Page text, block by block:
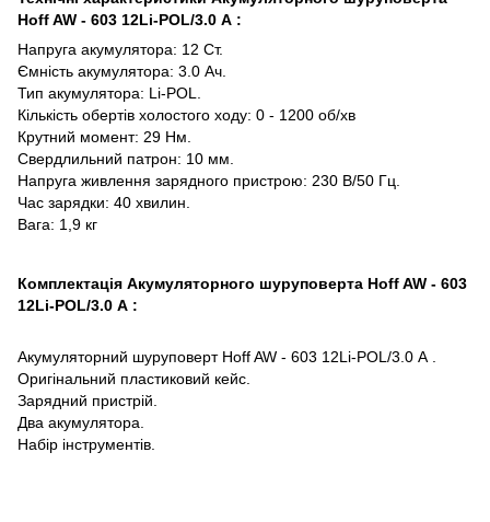
Hoff AW - 603 12Li-POL/3.0 А :
Напруга акумулятора: 12 Ст.
Ємність акумулятора: 3.0 Ач.
Тип акумулятора: Li-POL.
Кількість обертів холостого ходу: 0 - 1200 об/хв
Крутний момент: 29 Нм.
Свердлильний патрон: 10 мм.
Напруга живлення зарядного пристрою: 230 В/50 Гц.
Час зарядки: 40 хвилин.
Вага: 1,9 кг
Комплектація Акумуляторного шуруповерта Hoff AW - 603
12Li-POL/3.0 А :
Акумуляторний шуруповерт Hoff AW - 603 12Li-POL/3.0 А .
Оригінальний пластиковий кейс.
Зарядний пристрій.
Два акумулятора.
Набір інструментів.